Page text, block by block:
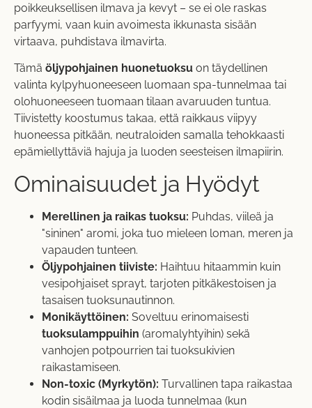
poikkeuksellisen ilmava ja kevyt – se ei ole raskas
parfyymi, vaan kuin avoimesta ikkunasta sisään
virtaava, puhdistava ilmavirta.
Tämä öljypohjainen huonetuoksu on täydellinen
valinta kylpyhuoneeseen luomaan spa-tunnelmaa tai
olohuoneeseen tuomaan tilaan avaruuden tuntua.
Tiivistetty koostumus takaa, että raikkaus viipyy
huoneessa pitkään, neutraloiden samalla tehokkaasti
epämiellyttäviä hajuja ja luoden seesteisen ilmapiirin.
Ominaisuudet ja Hyödyt
Merellinen ja raikas tuoksu: Puhdas, viileä ja
"sininen" aromi, joka tuo mieleen loman, meren ja
vapauden tunteen.
Öljypohjainen tiiviste: Haihtuu hitaammin kuin
vesipohjaiset sprayt, tarjoten pitkäkestoisen ja
tasaisen tuoksunautinnon.
Monikäyttöinen: Soveltuu erinomaisesti
tuoksulamppuihin (aromalyhtyihin) sekä
vanhojen potpourrien tai tuoksukivien
raikastamiseen.
Non-toxic (Myrkytön): Turvallinen tapa raikastaa
kodin sisäilmaa ja luoda tunnelmaa (kun